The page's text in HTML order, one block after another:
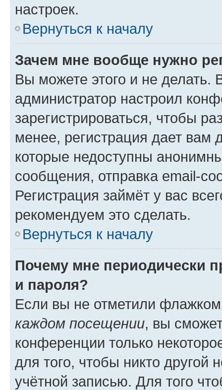
настроек.
Вернуться к началу
Зачем мне вообще нужно
Вы можете этого и не делать.
администратор настроил
зарегистрироваться, чтобы
менее, регистрация дает вам
которые недоступны
сообщения, отправка email-
Регистрация займёт у вас
рекомендуем это сделать.
Вернуться к началу
Почему мне периодически
и пароля?
Если вы не отметили
каждом посещении, вы
конференции только
для того, чтобы никто другой
учётной записью. Для того